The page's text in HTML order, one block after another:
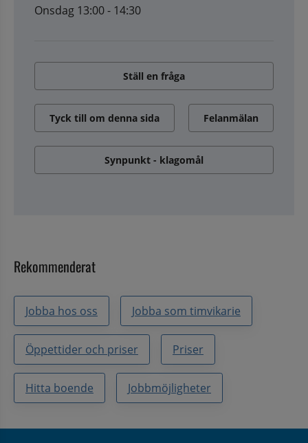
Onsdag 13:00 - 14:30
Ställ en fråga
Tyck till om denna sida Felanmälan
Synpunkt - klagomål
Rekommenderat
Jobba hos oss Jobba som timvikarie
Öppettider och priser Priser
Hitta boende Jobbmöjligheter